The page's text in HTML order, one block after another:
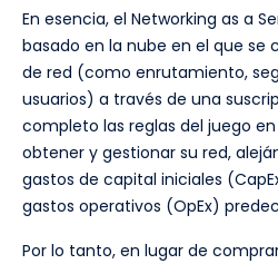
En esencia, el Networking as a
basado en la nube en el que se
de red (como enrutamiento,
usuarios) a través de una
completo las reglas del juego
obtener y gestionar su red,
gastos de capital iniciales
gastos operativos (OpEx)
Por lo tanto, en lugar de